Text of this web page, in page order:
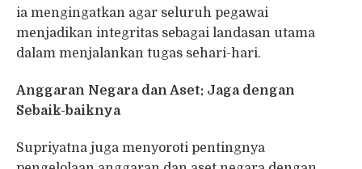
ia mengingatkan agar seluruh pegawai
menjadikan integritas sebagai landasan utama
dalam menjalankan tugas sehari-hari.
Anggaran Negara dan Aset: Jaga dengan
Sebaik-baiknya
Supriyatna juga menyoroti pentingnya